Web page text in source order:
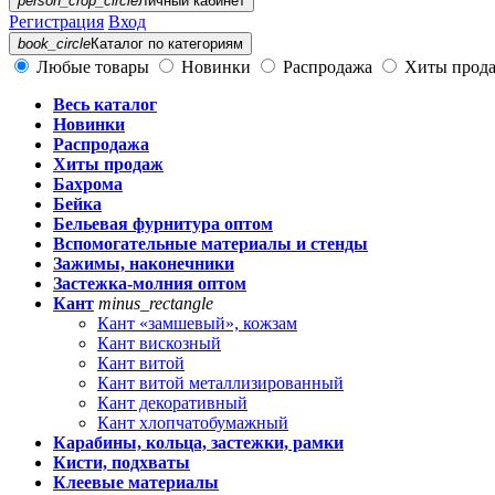
Регистрация Вход
book_circleКаталог по категориям
Любые товары Новинки Распродажа
Хиты
Весь каталог
Новинки
Распродажа
Хиты продаж
Бахрома
Бейка
Бельевая фурнитура оптом
Вспомогательные материалы и стенды
Зажимы, наконечники
Застежка-молния оптом
Кант minus_rectangle
Кант «замшевый», кожзам
Кант вискозный
Кант витой
Кант витой металлизированный
Кант декоративный
Кант хлопчатобумажный
Карабины, кольца, застежки, рамки
Кисти, подхваты
Клеевые материалы